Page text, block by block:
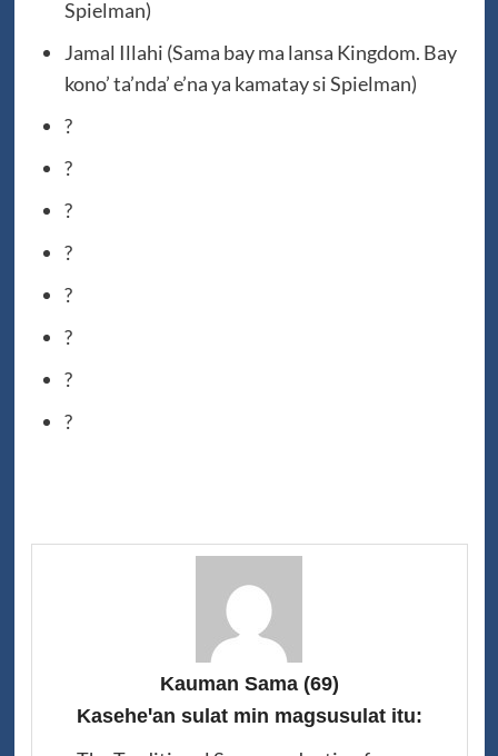
Spielman)
Jamal Illahi (Sama bay ma lansa Kingdom. Bay
kono’ ta’nda’ e’na ya kamatay si Spielman)
?
?
?
?
?
?
?
?
Kauman Sama(69)
Kaseheꞌan sulat min magsusulat itu: